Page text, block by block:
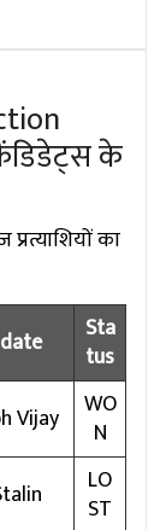
के
का
Sta
tus
Vijay
WO
N
LO
ST